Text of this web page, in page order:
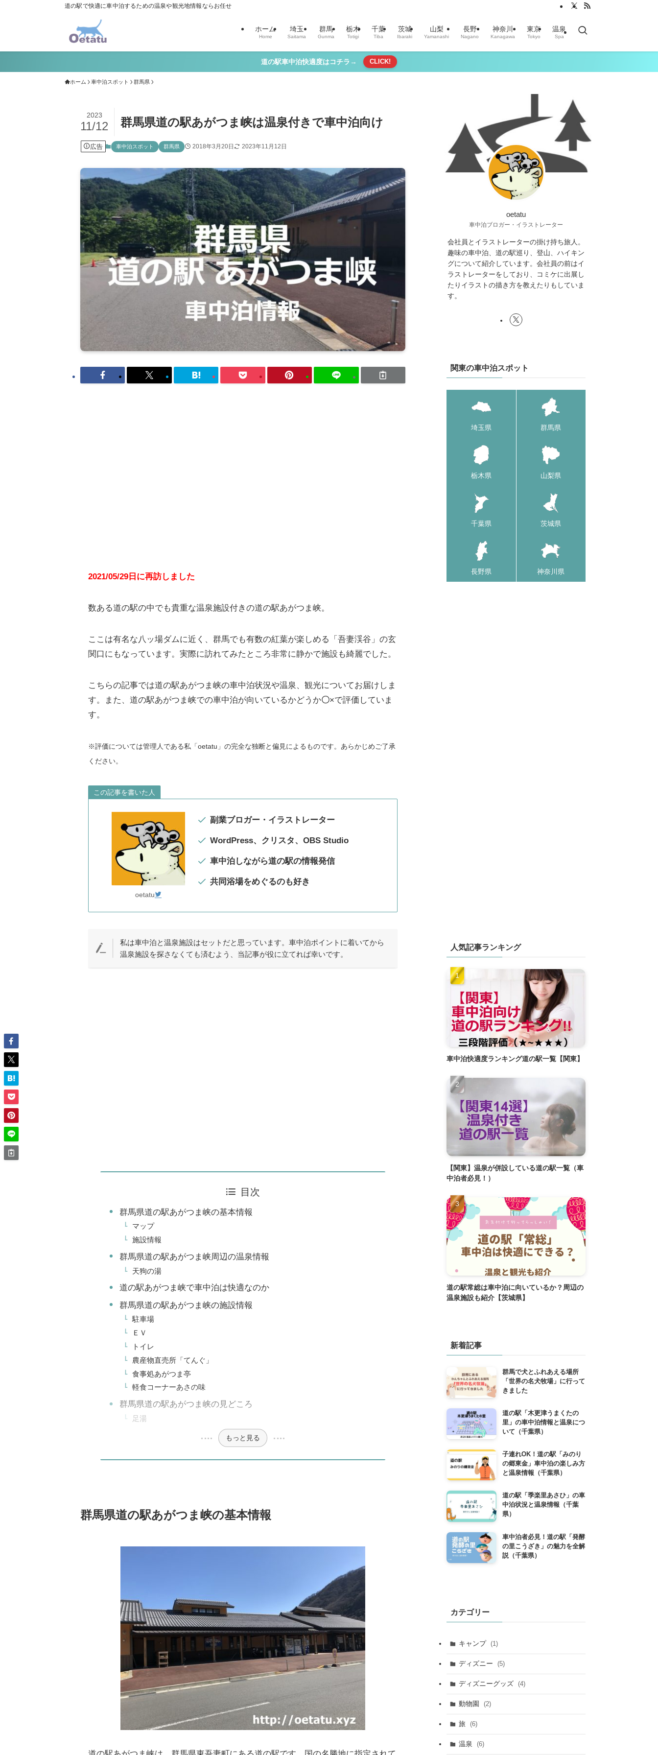
道の駅で快適に車中泊するための温泉や観光地情報ならお任せ
ホーム
Home
埼玉
Saitama
群馬
Gunma
栃木
Totigi
千葉
Tiba
茨城
Ibaraki
山梨
Yamanashi
長野
Nagano
神奈川
Kanagawa
東京
Tokyo
温泉
Spa
道の駅車中泊快適度はコチラ→ CLICK!
ホーム 車中泊スポット 群馬県
群馬県道の駅あがつま峡は温泉付きで車中泊向け
2023
11/12
広告 車中泊スポット 群馬県 2018年3月20日 2023年11月12日
2021/05/29日に再訪しました
数ある道の駅の中でも貴重な温泉施設付きの道の駅あがつま峡。
ここは有名な八ッ場ダムに近く、群馬でも有数の紅葉が楽しめる「吾妻渓谷」の玄
関口にもなっています。実際に訪れてみたところ非常に静かで施設も綺麗でした。
こちらの記事では道の駅あがつま峡の車中泊状況や温泉、観光についてお届けしま
す。また、道の駅あがつま峡での車中泊が向いているかどうか〇×で評価していま
す。
※評価については管理人である私「oetatu」の完全な独断と偏見によるものです。あらかじめご了承
ください。
この記事を書いた人
oetatu
副業ブロガー・イラストレーター
WordPress、クリスタ、OBS Studio
車中泊しながら道の駅の情報発信
共同浴場をめぐるのも好き
私は車中泊と温泉施設はセットだと思っています。車中泊ポイントに着いてから
温泉施設を探さなくても済むよう、当記事が役に立てれば幸いです。
目次
群馬県道の駅あがつま峡の基本情報
マップ
施設情報
群馬県道の駅あがつま峡周辺の温泉情報
天狗の湯
道の駅あがつま峡で車中泊は快適なのか
群馬県道の駅あがつま峡の施設情報
駐車場
ＥＶ
トイレ
農産物直売所「てんぐ」
食事処あがつま亭
軽食コーナーあさの味
群馬県道の駅あがつま峡の見どころ
足湯
もっと見る
群馬県道の駅あがつま峡の基本情報
oetatu
車中泊ブロガー・イラストレーター
会社員とイラストレーターの掛け持ち旅人。
趣味の車中泊、道の駅巡り、登山、ハイキン
グについて紹介しています。会社員の前はイ
ラストレーターをしており、コミケに出展し
たりイラストの描き方を教えたりもしていま
す。
関東の車中泊スポット
埼玉県 群馬県
栃木県 山梨県
千葉県 茨城県
長野県 神奈川県
人気記事ランキング
車中泊快適度ランキング道の駅一覧【関東】
【関東】温泉が併設している道の駅一覧（車
中泊者必見！）
道の駅常総は車中泊に向いているか？周辺の
温泉施設も紹介【茨城県】
新着記事
群馬で犬とふれあえる場所
「世界の名犬牧場」に行って
きました
道の駅「木更津うまくたの
里」の車中泊情報と温泉につ
いて（千葉県）
子連れOK！道の駅「みのり
の郷東金」車中泊の楽しみ方
と温泉情報（千葉県）
道の駅「季楽里あさひ」の車
中泊状況と温泉情報（千葉
県）
車中泊者必見！道の駅「発酵
の里こうざき」の魅力を全解
説（千葉県）
カテゴリー
キャンプ (1)
ディズニー (5)
ディズニーグッズ (4)
動物園 (2)
旅 (6)
温泉 (6)